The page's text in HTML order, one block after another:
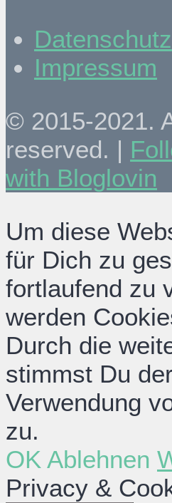
Datenschutz
Impressum
© 2015-2021.
reserved. |
with Bloglovin
Um diese
für Dich zu
fortlaufend zu
werden
Durch die
stimmst Du der
Verwendung
zu.
OK Ablehnen
Privacy &